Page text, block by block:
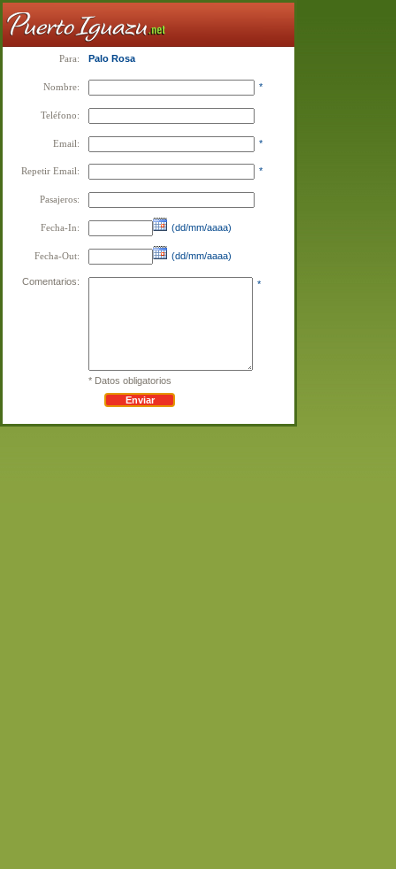
Para: Palo Rosa
Nombre: *
Teléfono:
Email: *
Repetir Email: *
Pasajeros:
Fecha-In: (dd/mm/aaaa)
Fecha-Out: (dd/mm/aaaa)
Comentarios: *
* Datos obligatorios